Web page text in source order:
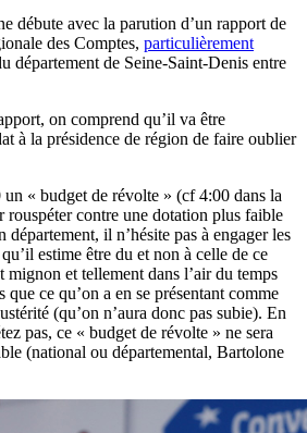
débute avec la parution d’un rapport de
des Comptes, particulièrement
département de Seine-Saint-Denis entre
on comprend qu’il va être
à la présidence de région de faire oublier
« budget de révolte » (cf 4:00 dans la
contre une dotation plus faible
département, il n’hésite pas à engager les
estime être du et non à celle de ce
mignon et tellement dans l’air du temps
que ce qu’on a en se présentant comme
(qu’on n’aura donc pas subie). En
pas, ce « budget de révolte » ne sera
(national ou départemental, Bartolone